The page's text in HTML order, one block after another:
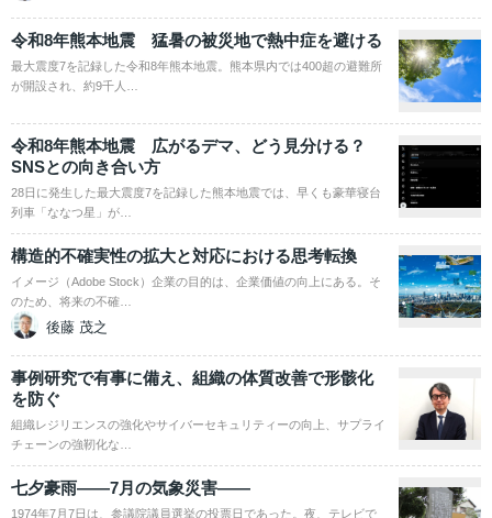
令和8年熊本地震 猛暑の被災地で熱中症を避ける
最大震度7を記録した令和8年熊本地震。熊本県内では400超の避難所
が開設され、約9千人…
令和8年熊本地震 広がるデマ、どう見分ける？
SNSとの向き合い方
28日に発生した最大震度7を記録した熊本地震では、早くも豪華寝台
列車「ななつ星」が…
構造的不確実性の拡大と対応における思考転換
イメージ（Adobe Stock）企業の目的は、企業価値の向上にある。そ
のため、将来の不確…
後藤 茂之
事例研究で有事に備え、組織の体質改善で形骸化
を防ぐ
組織レジリエンスの強化やサイバーセキュリティーの向上、サプライ
チェーンの強靭化な…
七夕豪雨――7月の気象災害――
1974年7月7日は、参議院議員選挙の投票日であった。夜、テレビで